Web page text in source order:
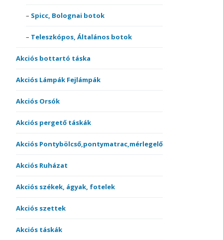
Spicc, Bolognai botok
Teleszkópos, Általános botok
Akciós bottartó táska
Akciós Lámpák Fejlámpák
Akciós Orsók
Akciós pergető táskák
Akciós Pontybölcső,pontymatrac,mérlegelő
Akciós Ruházat
Akciós székek, ágyak, fotelek
Akciós szettek
Akciós táskák